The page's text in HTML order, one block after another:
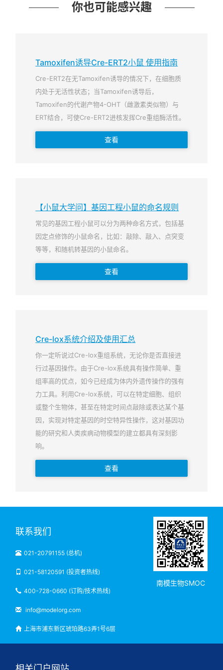
你也可能感兴趣
Tamoxifen诱导Cre-ERT2小鼠 使用指南
Cre-ERT2在无Tamoxifen诱导的情况下，在细胞质
内处于无活性状态；当Tamoxifen诱导后，
Tamoxifen的代谢产物4-OHT（雌激素类似物）与
ERT结合，可使Cre-ERT2进核发挥Cre重组酶活性。
查看
【小鼠大学问】基因工程小鼠的命名规则
常见的基因工程小鼠可以分为两种命名方式，包括基
因定点修饰的小鼠命名，比如：敲除、敲入、点突变
等等，和随机转基因的小鼠命名。
查看
Cre-lox系统介绍及使用汇总
你一定听说过Cre-lox重组系统，无论你是否直接进
行过基因操作。由于Cre-lox系统具有操作简单、重
组率高的优点，如今已经成为体内外遗传操作的强有
力工具。利用Cre-lox系统，可以在特定细胞、组织
或整个生物体，甚至在特定时间点敲除或表达某个基
因，实现对特定基因的时空特异性操作，这对基因功
能的研究和人类疾病动物模型的建立都具有深刻影
响。
查看
联系我们
021-20791155 (总机)
021-58120591 (投资者热线)
400-728-0660 (订购/技术热线)
info@modelorg.com
上海市浦东新区琥珀路63弄1号6层
南模生物SMOC